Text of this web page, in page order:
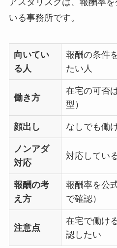
いる事務所です。
向いてい
る人
報酬の条件
たい人
働き方
在宅の可否
型）
顔出し なしでも働
ノンアダ
対応
対応してい
報酬の考
え方
報酬率を公
で確認）
注意点
在宅で働け
認したい